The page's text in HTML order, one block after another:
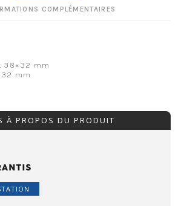
COMPLÉMENTAIRES
38×32 mm
mm
À PROPOS DU PRODUIT